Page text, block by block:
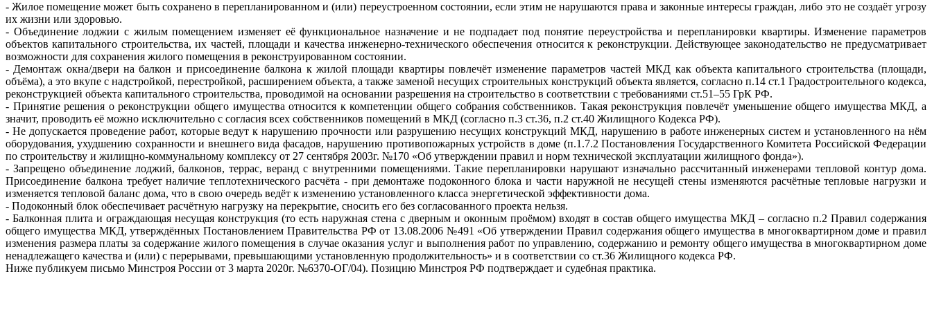
- Жилое помещение может быть сохранено в перепланированном и (или) переустроенном состоянии, если этим не нарушаются права и законные интересы граждан, либо это не создаёт угрозу
их жизни или здоровью.
- Объединение лоджии с жилым помещением изменяет её функциональное назначение и не подпадает под понятие переустройства и перепланировки квартиры. Изменение параметров
объектов капитального строительства, их частей, площади и качества инженерно-технического обеспечения относится к реконструкции. Действующее законодательство не предусматривает
возможности для сохранения жилого помещения в реконструированном состоянии.
- Демонтаж окна/двери на балкон и присоединение балкона к жилой площади квартиры повлечёт изменение параметров частей МКД как объекта капитального строительства (площади,
объёма), а это вкупе с надстройкой, перестройкой, расширением объекта, а также заменой несущих строительных конструкций объекта является, согласно п.14 ст.1 Градостроительного кодекса,
реконструкцией объекта капитального строительства, проводимой на основании разрешения на строительство в соответствии с требованиями ст.51–55 ГрК РФ.
- Принятие решения о реконструкции общего имущества относится к компетенции общего собрания собственников. Такая реконструкция повлечёт уменьшение общего имущества МКД, а
значит, проводить её можно исключительно с согласия всех собственников помещений в МКД (согласно п.3 ст.36, п.2 ст.40 Жилищного Кодекса РФ).
- Не допускается проведение работ, которые ведут к нарушению прочности или разрушению несущих конструкций МКД, нарушению в работе инженерных систем и установленного на нём
оборудования, ухудшению сохранности и внешнего вида фасадов, нарушению противопожарных устройств в доме (п.1.7.2 Постановления Государственного Комитета Российской Федерации
по строительству и жилищно-коммунальному комплексу от 27 сентября 2003г. №170 «Об утверждении правил и норм технической эксплуатации жилищного фонда»).
- Запрещено объединение лоджий, балконов, террас, веранд с внутренними помещениями. Такие перепланировки нарушают изначально рассчитанный инженерами тепловой контур дома.
Присоединение балкона требует наличие теплотехнического расчёта - при демонтаже подоконного блока и части наружной не несущей стены изменяются расчётные тепловые нагрузки и
изменяется тепловой баланс дома, что в свою очередь ведёт к изменению установленного класса энергетической эффективности дома.
- Подоконный блок обеспечивает расчётную нагрузку на перекрытие, сносить его без согласованного проекта нельзя.
- Балконная плита и ограждающая несущая конструкция (то есть наружная стена с дверным и оконным проёмом) входят в состав общего имущества МКД – согласно п.2 Правил содержания
общего имущества МКД, утверждённых Постановлением Правительства РФ от 13.08.2006 №491 «Об утверждении Правил содержания общего имущества в многоквартирном доме и правил
изменения размера платы за содержание жилого помещения в случае оказания услуг и выполнения работ по управлению, содержанию и ремонту общего имущества в многоквартирном доме
ненадлежащего качества и (или) с перерывами, превышающими установленную продолжительность» и в соответствии со ст.36 Жилищного кодекса РФ.
Ниже публикуем письмо Минстроя России от 3 марта 2020г. №6370-ОГ/04). Позицию Минстроя РФ подтверждает и судебная практика.